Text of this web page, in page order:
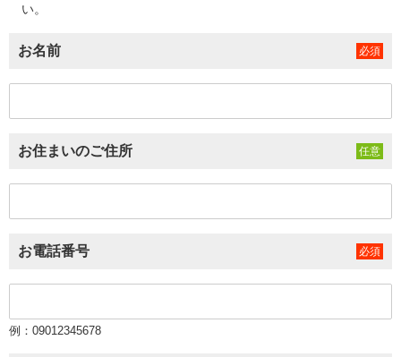
い。
お名前
お住まいのご住所
お電話番号
例：09012345678